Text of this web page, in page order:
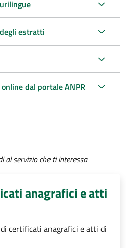
estratti
dal portale ANPR
al servizio che ti interessa
anagrafici e atti
certificati anagrafici e atti di